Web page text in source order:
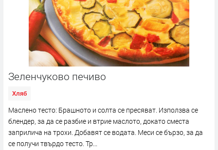
Зеленчуково печиво
Хляб
Маслено тесто: Брашното и солта се пресяват. Използва се
блендер, за да се разбие и втрие маслото, докато сместа
заприлича на трохи. Добавят се водата. Меси се бързо, за да
се получи твърдо тесто. Тр...